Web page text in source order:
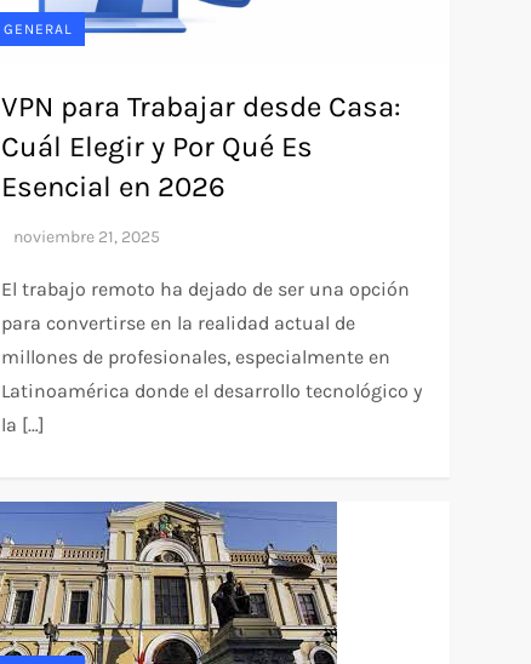
GENERAL
VPN para Trabajar desde Casa:
Cuál Elegir y Por Qué Es
Esencial en 2026
El trabajo remoto ha dejado de ser una opción
para convertirse en la realidad actual de
millones de profesionales, especialmente en
Latinoamérica donde el desarrollo tecnológico y
la […]